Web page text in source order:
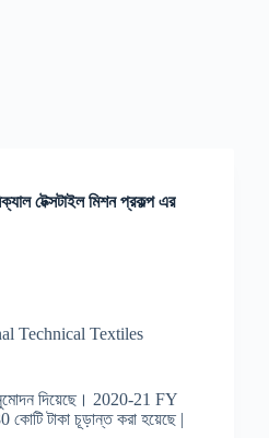
টেক্সটাইল মিশন প্রকল্প এর
Technical Textiles
দিয়েছে। 2020-21 FY
কোটি টাকা চূড়ান্ত করা হয়েছে |